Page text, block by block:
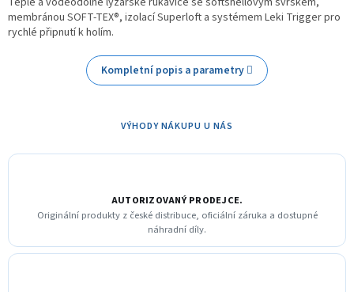
membránou SOFT-TEX®, izolací Superloft a systémem Leki Triggerpro
rychlé připnutí k holím.
Kompletní popis a parametry
VÝHODY NÁKUPU U NÁS
AUTORIZOVANÝ PRODEJCE.
Originální produkty z české distribuce, oficiální záruka a dostupné
náhradní díly.